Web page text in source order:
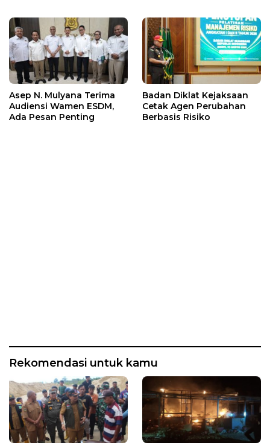
Asep N. Mulyana Terima
Audiensi Wamen ESDM,
Ada Pesan Penting
Badan Diklat Kejaksaan
Cetak Agen Perubahan
Berbasis Risiko
Rekomendasi untuk kamu